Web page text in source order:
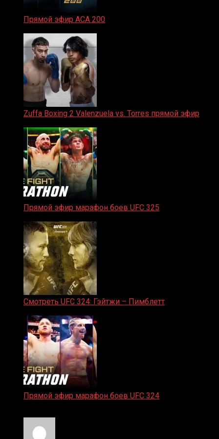
Прямой эфир ACA 200
Zuffa Boxing 2 Valenzuela vs. Torres прямой эфир
Прямой эфир марафон боев UFC 325
Смотреть UFC 324: Гэйтжи – Пимблетт
Прямой эфир марафон боев UFC 324